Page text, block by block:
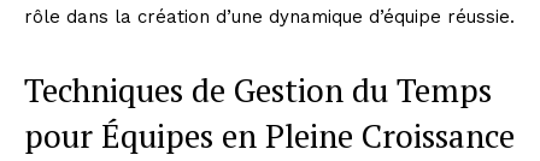
rôle dans la création d’une dynamique d’équipe réussie.
Techniques de Gestion du Temps
pour Équipes en Pleine Croissance